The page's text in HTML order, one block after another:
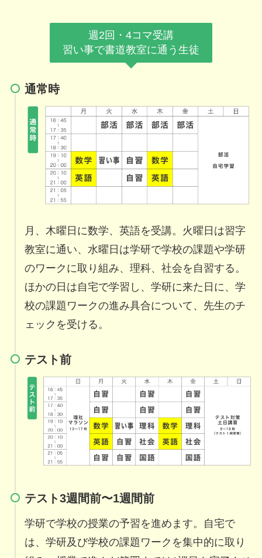
週2回・4コマ受講
習い事で書道教室に通う生徒
通常時
月、木曜日に数学、英語を受講。火曜日は習字
教室に通い、水曜日は学研で学校の課題や学研
のワークに取り組み、理科、社会を自習する。
ほかの日は自宅で学習し、学研に来た日に、学
校の課題ワークの進み具合について、先生のチ
ェックを受ける。
テスト前
テスト3週間前〜1週間前
学研で学校の授業の予習を進めます。自宅で
は、学研及び学校の課題ワークを集中的に取り